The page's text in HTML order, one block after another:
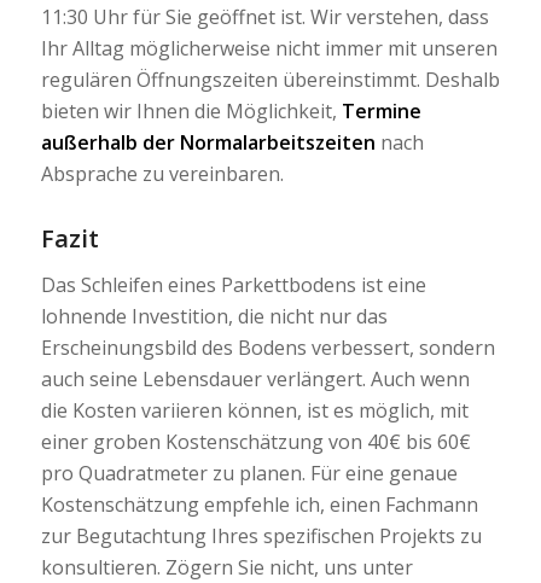
11:30 Uhr für Sie geöffnet ist. Wir verstehen, dass
Ihr Alltag möglicherweise nicht immer mit unseren
regulären Öffnungszeiten übereinstimmt. Deshalb
bieten wir Ihnen die Möglichkeit, Termine
außerhalb der Normalarbeitszeiten nach
Absprache zu vereinbaren.
Fazit
Das Schleifen eines Parkettbodens ist eine
lohnende Investition, die nicht nur das
Erscheinungsbild des Bodens verbessert, sondern
auch seine Lebensdauer verlängert. Auch wenn
die Kosten variieren können, ist es möglich, mit
einer groben Kostenschätzung von 40€ bis 60€
pro Quadratmeter zu planen. Für eine genaue
Kostenschätzung empfehle ich, einen Fachmann
zur Begutachtung Ihres spezifischen Projekts zu
konsultieren. Zögern Sie nicht, uns unter